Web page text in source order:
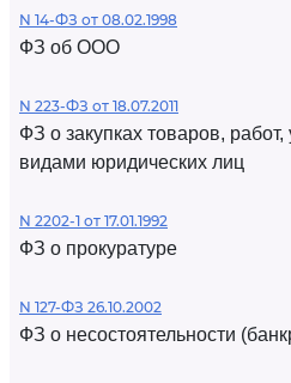
N 14-ФЗ от 08.02.1998
ФЗ об ООО
N 223-ФЗ от 18.07.2011
ФЗ о закупках товаров,
видами юридических лиц
N 2202-1 от 17.01.1992
ФЗ о прокуратуре
N 127-ФЗ 26.10.2002
ФЗ о несостоятельности